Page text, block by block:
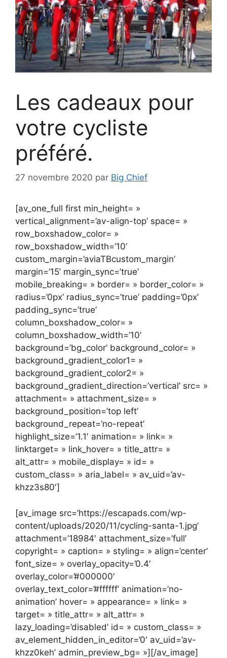
Les cadeaux pour
votre cycliste
préféré.
27 novembre 2020 par Big Chief
[av_one_full first min_height= »
vertical_alignment=’av-align-top’ space= »
row_boxshadow_color= »
row_boxshadow_width=’10’
custom_margin=’aviaTBcustom_margin’
margin=’15’ margin_sync=’true’
mobile_breaking= » border= » border_color= »
radius=’0px’ radius_sync=’true’ padding=’0px’
padding_sync=’true’
column_boxshadow_color= »
column_boxshadow_width=’10’
background=’bg_color’ background_color= »
background_gradient_color1= »
background_gradient_color2= »
background_gradient_direction=’vertical’ src= »
attachment= » attachment_size= »
background_position=’top left’
background_repeat=’no-repeat’
highlight_size=’1.1′ animation= » link= »
linktarget= » link_hover= » title_attr= »
alt_attr= » mobile_display= » id= »
custom_class= » aria_label= » av_uid=’av-
khzz3s80′]
[av_image src=’https://escapads.com/wp-
content/uploads/2020/11/cycling-santa-1.jpg’
attachment=’18984′ attachment_size=’full’
copyright= » caption= » styling= » align=’center’
font_size= » overlay_opacity=’0.4′
overlay_color=’#000000′
overlay_text_color=’#ffffff’ animation=’no-
animation’ hover= » appearance= » link= »
target= » title_attr= » alt_attr= »
lazy_loading=’disabled’ id= » custom_class= »
av_element_hidden_in_editor=’0′ av_uid=’av-
khzz0keh’ admin_preview_bg= »][/av_image]